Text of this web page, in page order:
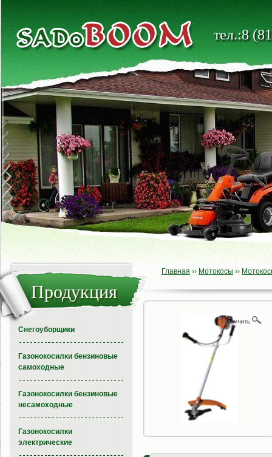
тел.:8
Главная ›› Мотокосы ››
Продукция
Снегоуборщики
Газонокосилки бензиновые
самоходные
Газонокосилки бензиновые
несамоходные
Газонокосилки
электрические